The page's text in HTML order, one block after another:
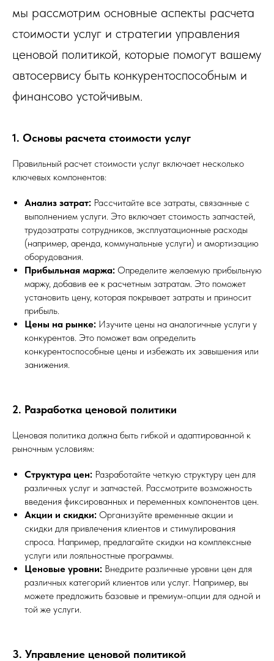
мы рассмотрим основные аспекты расчета
стоимости услуг и стратегии управления
ценовой политикой, которые помогут вашему
автосервису быть конкурентоспособным и
финансово устойчивым.
1. Основы расчета стоимости услуг
Правильный расчет стоимости услуг включает несколько
ключевых компонентов:
Анализ затрат: Рассчитайте все затраты, связанные с
выполнением услуги. Это включает стоимость запчастей,
трудозатраты сотрудников, эксплуатационные расходы
(например, аренда, коммунальные услуги) и амортизацию
оборудования.
Прибыльная маржа: Определите желаемую прибыльную
маржу, добавив ее к расчетным затратам. Это поможет
установить цену, которая покрывает затраты и приносит
прибыль.
Цены на рынке: Изучите цены на аналогичные услуги у
конкурентов. Это поможет вам определить
конкурентоспособные цены и избежать их завышения или
занижения.
2. Разработка ценовой политики
Ценовая политика должна быть гибкой и адаптированной к
рыночным условиям:
Структура цен: Разработайте четкую структуру цен для
различных услуг и запчастей. Рассмотрите возможность
введения фиксированных и переменных компонентов цен.
Акции и скидки: Организуйте временные акции и
скидки для привлечения клиентов и стимулирования
спроса. Например, предлагайте скидки на комплексные
услуги или лояльностные программы.
Ценовые уровни: Внедрите различные уровни цен для
различных категорий клиентов или услуг. Например, вы
можете предложить базовые и премиум-опции для одной и
той же услуги.
3. Управление ценовой политикой